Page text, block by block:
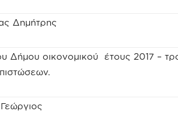
Δημήτρης
οικονομικού έτους 2017 –